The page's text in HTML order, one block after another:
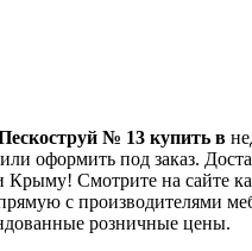
№ 13 купить в
оформить под заказ.
Смотрите на сайте
с производителями
розничные цены.